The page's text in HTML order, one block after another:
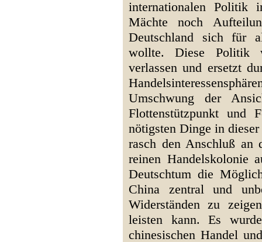
internationalen Politik
Mächte noch
Deutschland sich für
wollte. Diese Politik
verlassen und ersetzt
Umschwung der
Flottenstützpunkt und
nötigsten Dinge in
rasch den Anschluß
reinen Handelskolonie
Deutschtum die
China zentral und
Widerständen zu
leisten kann. Es
chinesischen Handel